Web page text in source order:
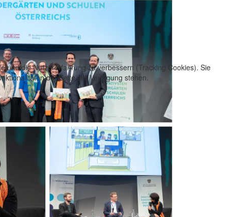
und die Nutzererfahrung zu verbessern (Tracking Cookies). Sie
der Seite zur Verfügung stehen.